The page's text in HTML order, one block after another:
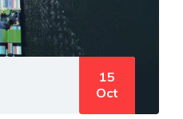
15
Oct